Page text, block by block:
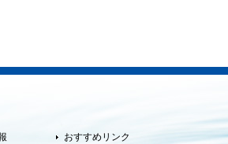
おすすめリンク